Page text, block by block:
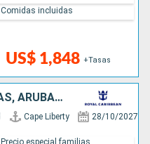
US$ 1,848 +Tasas
Comidas incluidas
ESTADOS UNIDOS, BERMUDAS, ARUBA, ISLAS CAIMÁN
Cape Liberty 28/10/2027
Precio especial familias